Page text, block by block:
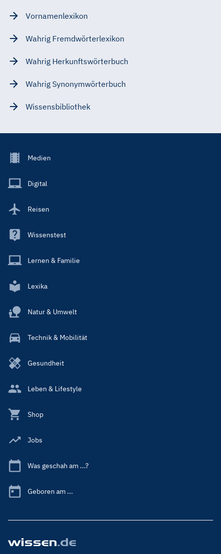
Vornamenlexikon
Wahrig Fremdwörterlexikon
Wahrig Herkunftswörterbuch
Wahrig Synonymwörterbuch
Wissensbibliothek
Footer
Main
Medien
Digital
Reisen
Wissenstest
Lernen & Familie
Lexika
Natur & Umwelt
Technik & Mobilität
Gesundheit
Leben & Lifestyle
Shop
Jobs
Was geschah am ...?
Geboren am ...